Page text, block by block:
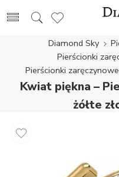
Diamond Sky
Pierścionki
Pierścionki
Kwiat piękna –
żółte